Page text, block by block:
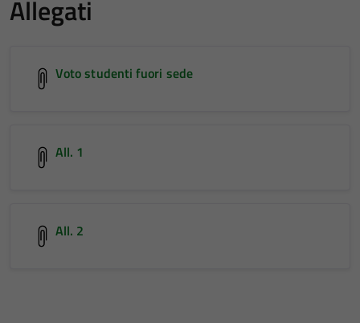
Allegati
Voto studenti fuori sede
All. 1
All. 2